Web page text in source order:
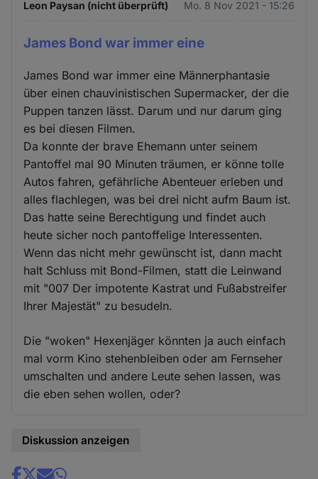
Leon Paysan (nicht überprüft) Mo. 8 Nov 2021 - 15:26
James Bond war immer eine
James Bond war immer eine Männerphantasie
über einen chauvinistischen Supermacker, der die
Puppen tanzen lässt. Darum und nur darum ging
es bei diesen Filmen.
Da konnte der brave Ehemann unter seinem
Pantoffel mal 90 Minuten träumen, er könne tolle
Autos fahren, gefährliche Abenteuer erleben und
alles flachlegen, was bei drei nicht aufm Baum ist.
Das hatte seine Berechtigung und findet auch
heute sicher noch pantoffelige Interessenten.
Wenn das nicht mehr gewünscht ist, dann macht
halt Schluss mit Bond-Filmen, statt die Leinwand
mit "007 Der impotente Kastrat und Fußabstreifer
Ihrer Majestät" zu besudeln.
Die "woken" Hexenjäger könnten ja auch einfach
mal vorm Kino stehenbleiben oder am Fernseher
umschalten und andere Leute sehen lassen, was
die eben sehen wollen, oder?
Diskussion anzeigen